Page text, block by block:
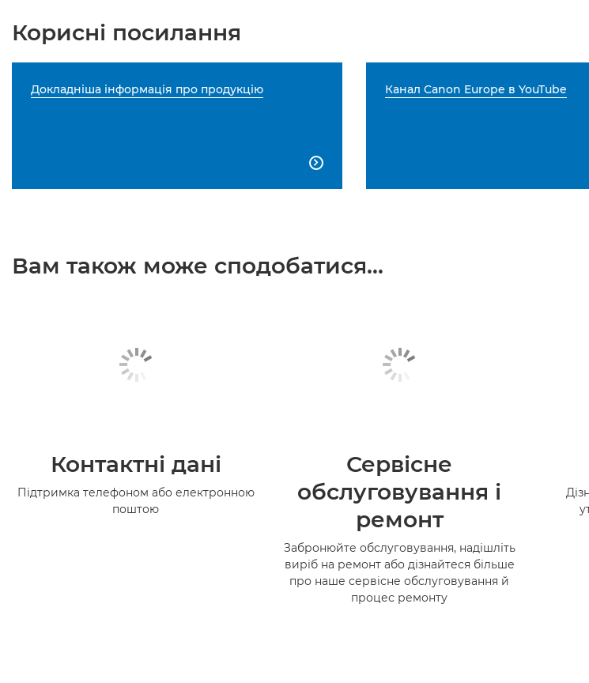
Корисні посилання
Докладніша інформація про продукцію

Канал Canon Europe в YouTube
Вам також може сподобатися...
Контактні дані
Підтримка телефоном або електронною
поштою
Сервісне
обслуговування і
ремонт
Забронюйте обслуговування, надішліть
виріб на ремонт або дізнайтеся більше
про наше сервісне обслуговування й
процес ремонту